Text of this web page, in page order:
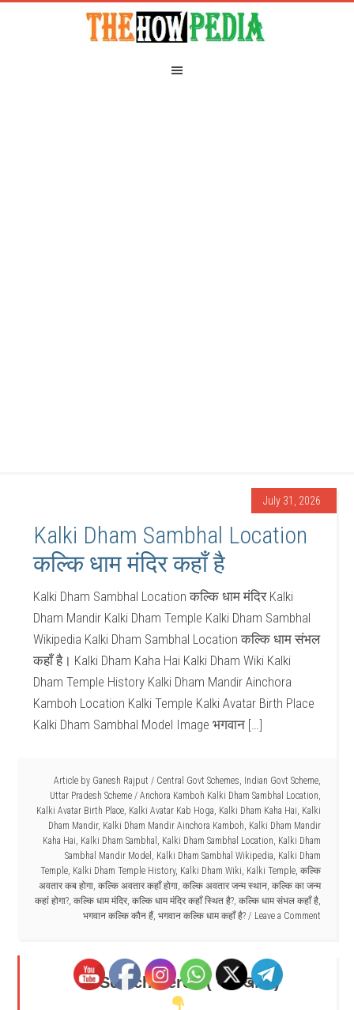
July 31, 2026
Kalki Dham Sambhal Location
कल्कि धाम मंदिर कहाँ है
Kalki Dham Sambhal Location कल्कि धाम मंदिर Kalki
Dham Mandir Kalki Dham Temple Kalki Dham Sambhal
Wikipedia Kalki Dham Sambhal Location कल्कि धाम संभल
कहाँ है। Kalki Dham Kaha Hai Kalki Dham Wiki Kalki
Dham Temple History Kalki Dham Mandir Ainchora
Kamboh Location Kalki Temple Kalki Avatar Birth Place
Kalki Dham Sambhal Model Image भगवान […]
Article by Ganesh Rajput / Central Govt Schemes, Indian Govt Scheme,
Uttar Pradesh Scheme / Anchora Kamboh Kalki Dham Sambhal Location,
Kalki Avatar Birth Place, Kalki Avatar Kab Hoga, Kalki Dham Kaha Hai, Kalki
Dham Mandir, Kalki Dham Mandir Ainchora Kamboh, Kalki Dham Mandir
Kaha Hai, Kalki Dham Sambhal , Kalki Dham Sambhal Location, Kalki Dham
Sambhal Mandir Model , Kalki Dham Sambhal Wikipedia, Kalki Dham
Temple, Kalki Dham Temple History, Kalki Dham Wiki, Kalki Temple, कल्कि
अवतार कब होगा, कल्कि अवतार कहाँ होगा, कल्कि अवतार जन्म स्थान, कल्कि का जन्म
कहां होगा?, कल्कि धाम मंदिर, कल्कि धाम मंदिर कहाँ स्थित है?, कल्कि धाम संभल कहाँ है,
भगवान कल्कि कौन हैं, भगवान कल्कि धाम कहाँ है? Leave a Comment
Search Here - ( यहाँ खोजें )